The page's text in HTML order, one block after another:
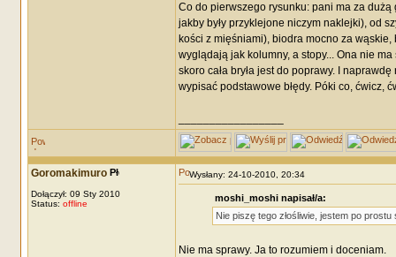
Co do pierwszego rysunku: pani ma za dużą
jakby były przyklejone niczym naklejki), od
kości z mięśniami), biodra mocno za
wyglądają jak kolumny, a stopy... Ona nie
skoro cała bryła jest do poprawy. I
wypisać podstawowe błędy. Póki co, ćwicz,
Goromakimuro
Dołączył: 09 Sty 2010
Status: offline
Wysłany: 24-10-2010, 20:34
moshi_moshi napisał/a:
Nie piszę tego złośliwie, jestem po
Nie ma sprawy. Ja to rozumiem i doceniam.